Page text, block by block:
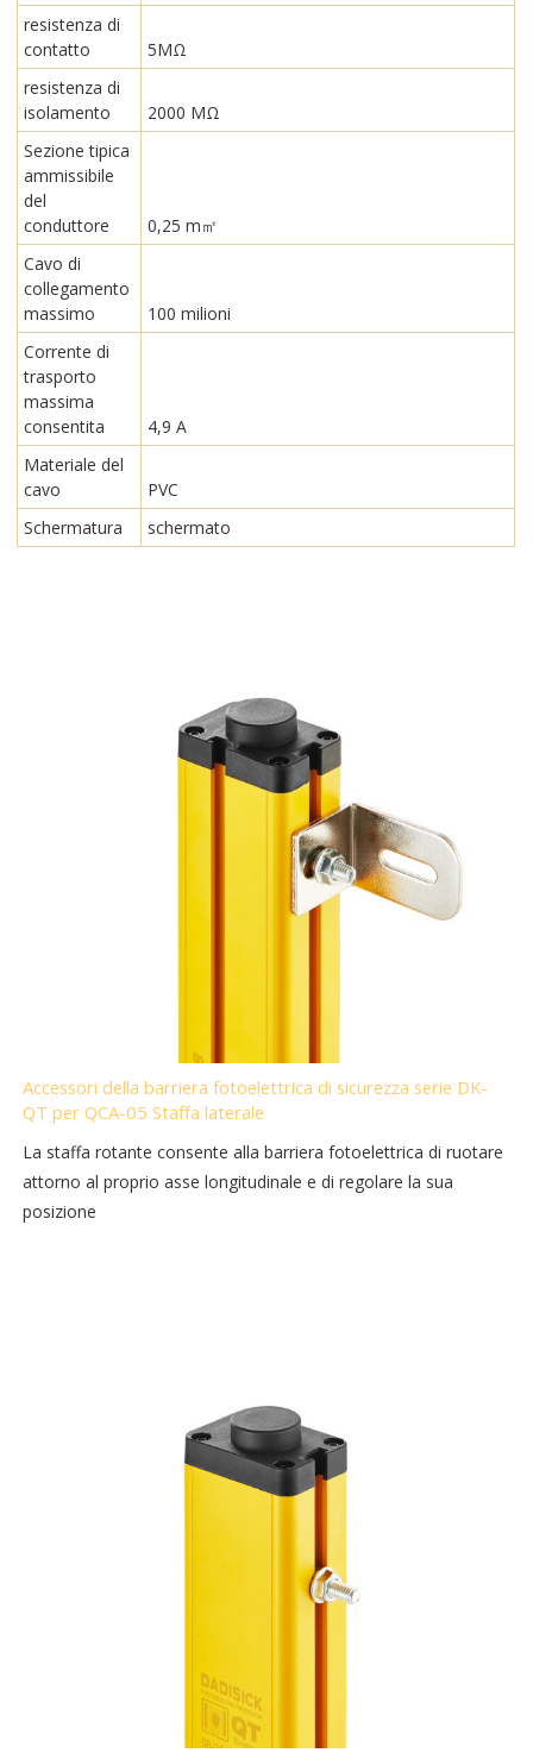
resistenza di
contatto
5MΩ
resistenza di
isolamento
2000 MΩ
Sezione tipica
ammissibile
del
conduttore
0,25 m㎡
Cavo di
collegamento
massimo
100 milioni
Corrente di
trasporto
massima
consentita
4,9 A
Materiale del
cavo
PVC
Schermatura
schermato
Accessori della barriera fotoelettrica di sicurezza serie DK-
QT per QCA-05 Staffa laterale
La staffa rotante consente alla barriera fotoelettrica di ruotare
attorno al proprio asse longitudinale e di regolare la sua
posizione